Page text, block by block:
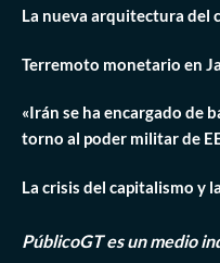
La nueva arquitectura del
Terremoto monetario en
«Irán se ha encargado de
torno al poder militar de
La crisis del capitalismo y
PúblicoGT es un medio